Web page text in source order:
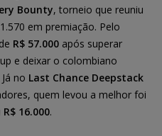
Bounty, torneio que reuniu
em premiação. Pelo
R$ 57.000 após superar
e deixar o colombiano
no Last Chance Deepstack
quem levou a melhor foi
R$ 16.000.